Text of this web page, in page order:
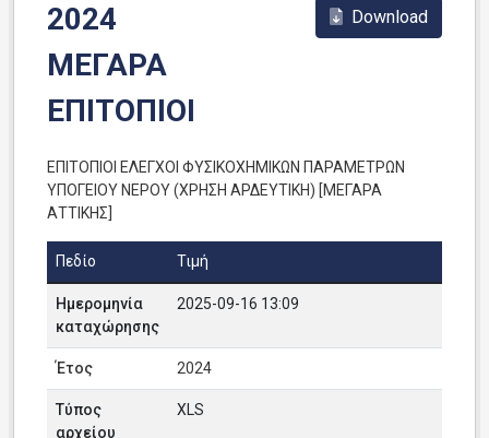
2024
ΜΕΓΑΡΑ
ΕΠΙΤΟΠΙΟΙ
Download
ΕΠΙΤΟΠΙΟΙ ΕΛΕΓΧΟΙ ΦΥΣΙΚΟΧΗΜΙΚΩΝ ΠΑΡΑΜΕΤΡΩΝ
ΥΠΟΓΕΙΟΥ ΝΕΡΟΥ (ΧΡΗΣΗ ΑΡΔΕΥΤΙΚΗ) [ΜΕΓΑΡΑ
ΑΤΤΙΚΗΣ]
Πεδίο Τιμή
Ημερομηνία
καταχώρησης
2025-09-16 13:09
Έτος 2024
Τύπος
αρχείου
XLS